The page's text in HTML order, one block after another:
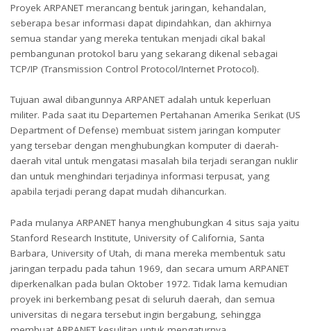
Proyek ARPANET merancang bentuk jaringan, kehandalan,
seberapa besar informasi dapat dipindahkan, dan akhirnya
semua standar yang mereka tentukan menjadi cikal bakal
pembangunan protokol baru yang sekarang dikenal sebagai
TCP/IP (Transmission Control Protocol/Internet Protocol).
Tujuan awal dibangunnya ARPANET adalah untuk keperluan
militer. Pada saat itu Departemen Pertahanan Amerika Serikat (US
Department of Defense) membuat sistem jaringan komputer
yang tersebar dengan menghubungkan komputer di daerah-
daerah vital untuk mengatasi masalah bila terjadi serangan nuklir
dan untuk menghindari terjadinya informasi terpusat, yang
apabila terjadi perang dapat mudah dihancurkan.
Pada mulanya ARPANET hanya menghubungkan 4 situs saja yaitu
Stanford Research Institute, University of California, Santa
Barbara, University of Utah, di mana mereka membentuk satu
jaringan terpadu pada tahun 1969, dan secara umum ARPANET
diperkenalkan pada bulan Oktober 1972. Tidak lama kemudian
proyek ini berkembang pesat di seluruh daerah, dan semua
universitas di negara tersebut ingin bergabung, sehingga